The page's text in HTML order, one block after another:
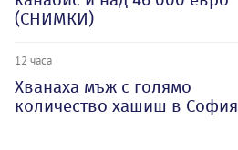
(СНИМКИ)
12 часа
Хванаха мъж с голямо
количество хашиш в София